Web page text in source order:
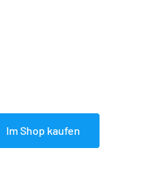
Im Shop kaufen